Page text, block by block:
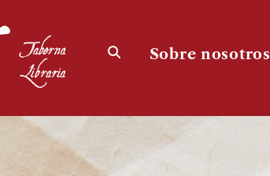
Sobre nosotros